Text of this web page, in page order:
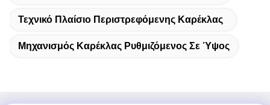
Τεχνικό Πλαίσιο Περιστρεφόμενης Καρέκλας
Μηχανισμός Καρέκλας Ρυθμιζόμενος Σε Ύψος